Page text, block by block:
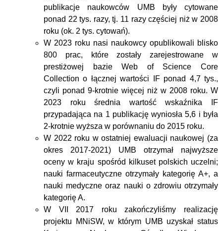
publikacje naukowców UMB były cytowane
ponad 22 tys. razy, tj. 11 razy częściej niż w 2008
roku (ok. 2 tys. cytowań).
W 2023 roku nasi naukowcy opublikowali blisko
800 prac, które zostały zarejestrowane w
prestiżowej bazie Web of Science Core
Collection o łącznej wartości IF ponad 4,7 tys.,
czyli ponad 9-krotnie więcej niż w 2008 roku. W
2023 roku średnia wartość wskaźnika IF
przypadająca na 1 publikację wyniosła 5,6 i była
2-krotnie wyższa w porównaniu do 2015 roku.
W 2022 roku w ostatniej ewaluacji naukowej (za
okres 2017-2021) UMB otrzymał najwyższe
oceny w kraju spośród kilkuset polskich uczelni;
nauki farmaceutyczne otrzymały kategorię A+, a
nauki medyczne oraz nauki o zdrowiu otrzymały
kategorię A.
W VII 2017 roku zakończyliśmy realizację
projektu MNiSW, w którym UMB uzyskał status